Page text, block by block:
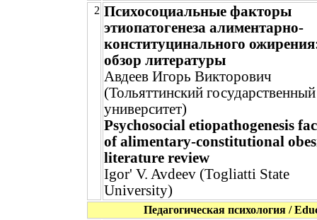
2 Психосоциальные факторы
этиопатогенеза алиментарно-
конституцинального
обзор литературы
Авдеев Игорь Викторович
(Тольяттинский государственный
университет)
Psychosocial etiopathogenesis
of alimentary-constitutional
literature review
Igor' V. Avdeev (Togliatti State
University)
Педагогическая психология /